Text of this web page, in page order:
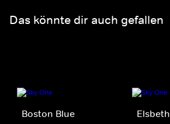
Das könnte dir auch gefallen
Boston Blue Elsbeth